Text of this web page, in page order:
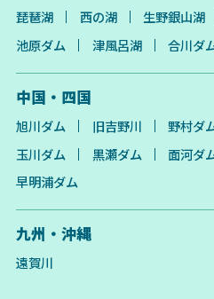
琵琶湖 西の湖 生野銀山湖
池原ダム
津風呂湖 合川ダ
中国・四国
旭川ダム 旧吉野川 野村ダ
玉川ダム
黒瀬ダム 面河ダ
早明浦ダム
九州・沖縄
遠賀川